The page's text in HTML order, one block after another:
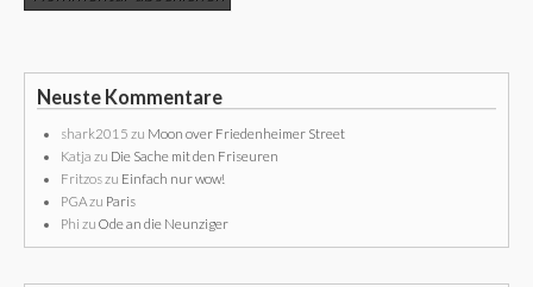
Neuste Kommentare
shark2015 zu Moon over Friedenheimer Street
Katja zu Die Sache mit den Friseuren
Fritzoszu Einfach nur wow!
PGAzu Paris
Phi zu Ode an die Neunziger